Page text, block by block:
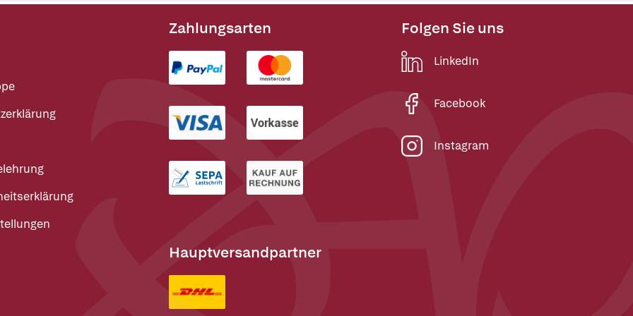
Zahlungsarten
Hauptversandpartner
Folgen Sie uns
LinkedIn
Facebook
Instagram